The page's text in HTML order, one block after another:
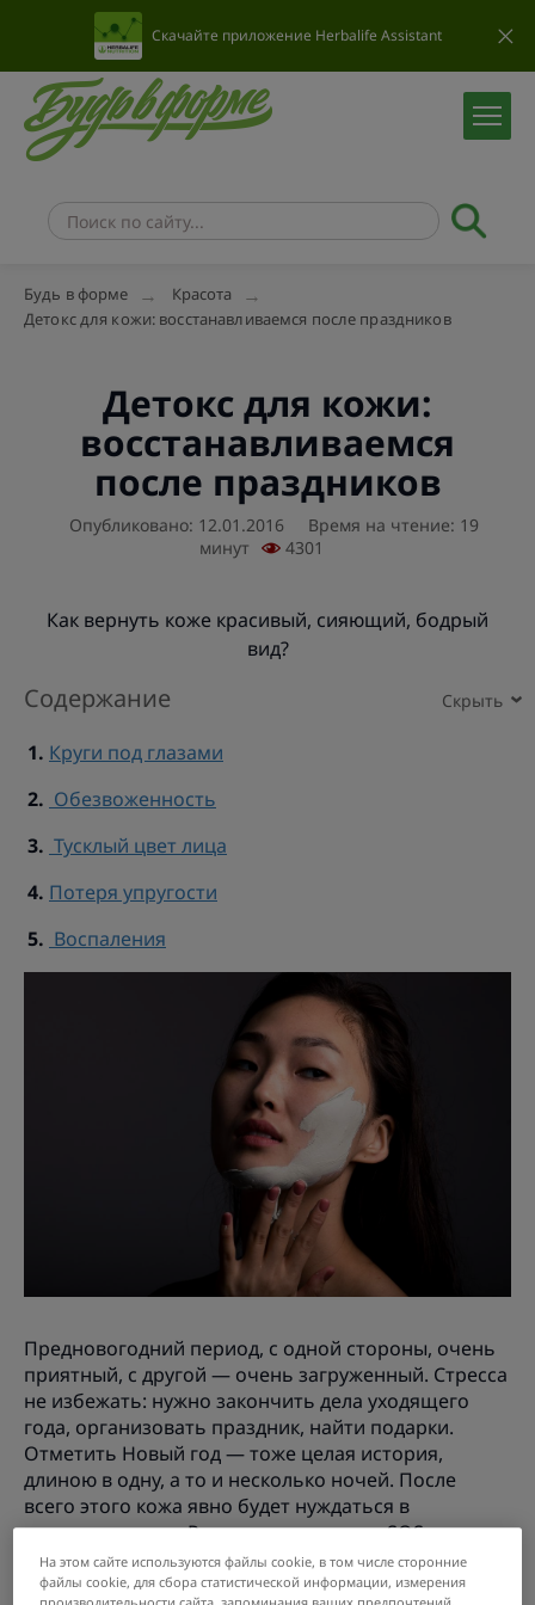
Скачайте приложение Herbalife Assistant
Будь в форме
Красота
Детокс для кожи: восстанавливаемся после праздников
Детокс для кожи:
восстанавливаемся
после праздников
Опубликовано: 12.01.2016
Время на чтение: 19
минут
4301
Как вернуть коже красивый, сияющий, бодрый
вид?
Содержание
Круги под глазами
Обезвоженность
Тусклый цвет лица
Потеря упругости
Воспаления
Предновогодний период, с одной стороны, очень
приятный, с другой — очень загруженный. Стресса
не избежать: нужно закончить дела уходящего
года, организовать праздник, найти подарки.
Отметить Новый год — тоже целая история,
длиною в одну, а то и несколько ночей. После
всего этого кожа явно будет нуждаться в
восстановлении. Рассказываем, какие SOS-меры
принять, чтобы снова привести кожу в идеальное
состояние.
На этом сайте используются файлы cookie, в том числе сторонние
файлы cookie, для сбора статистической информации, измерения